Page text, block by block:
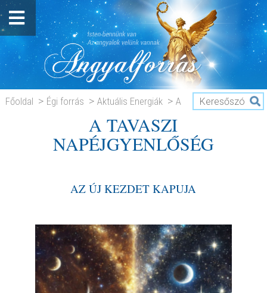
Főoldal Égi forrás Aktuális Energiák
A
TAVASZI NAPÉJGYENLŐSÉGA TAVASZI
NAPÉJGYENLŐSÉG
AZ ÚJ KEZDET KAPUJA